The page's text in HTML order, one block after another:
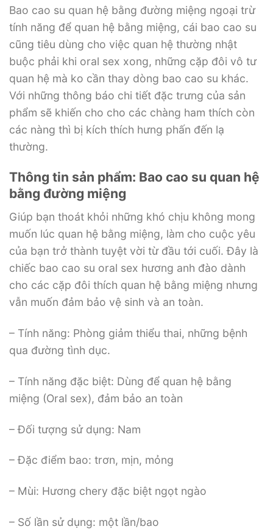
Bao cao su quan hệ bằng đường miệng ngoại trừ
tính năng để quan hệ bằng miệng, cái bao cao su
cũng tiêu dùng cho việc quan hệ thường nhật
buộc phải khi oral sex xong, những cặp đôi vô tư
quan hệ mà ko cần thay dòng bao cao su khác.
Với những thông báo chi tiết đặc trưng của sản
phẩm sẽ khiến cho cho các chàng ham thích còn
các nàng thì bị kích thích hưng phấn đến lạ
thường.
Thông tin sản phẩm: Bao cao su quan hệ
bằng đường miệng
Giúp bạn thoát khỏi những khó chịu không mong
muốn lúc quan hệ bằng miệng, làm cho cuộc yêu
của bạn trở thành tuyệt vời từ đầu tới cuối. Đây là
chiếc bao cao su oral sex hương anh đào dành
cho các cặp đôi thích quan hệ bằng miệng nhưng
vẫn muốn đảm bảo vệ sinh và an toàn.
– Tính năng: Phòng giảm thiểu thai, những bệnh
qua đường tình dục.
– Tính năng đặc biệt: Dùng để quan hệ bằng
miệng (Oral sex), đảm bảo an toàn
– Đối tượng sử dụng: Nam
– Đặc điểm bao: trơn, mịn, mỏng
– Mùi: Hương chery đặc biệt ngọt ngào
– Số lần sử dụng: một lần/bao